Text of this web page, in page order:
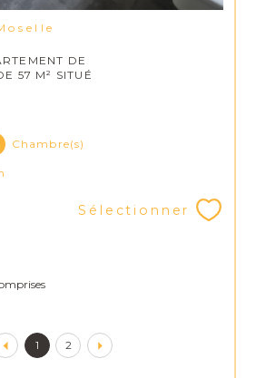
DE
57 M² SITUÉ
Chambre(s)
Sélectionner
1 2